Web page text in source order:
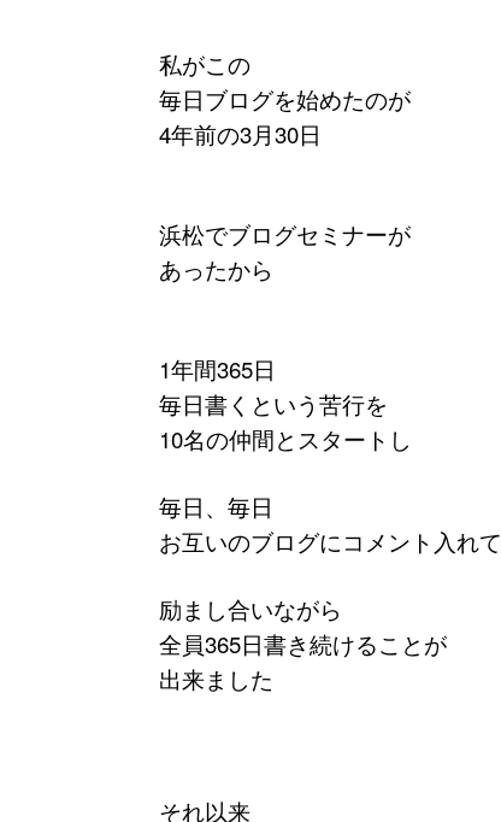
私がこの
毎日ブログを始めたのが
4年前の3月30日
浜松でブログセミナーが
あったから
1年間365日
毎日書くという苦行を
10名の仲間とスタートし
毎日、毎日
お互いのブログにコメント入れて
励まし合いながら
全員365日書き続けることが
出来ました
それ以来